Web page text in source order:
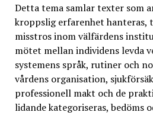
Detta tema samlar texter som
kroppslig erfarenhet hanteras,
misstros inom välfärdens
mötet mellan individens levda
systemens språk, rutiner och
vårdens organisation,
professionell makt och de
lidande kategoriseras, bedöms